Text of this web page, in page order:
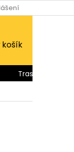
košík
Trasy pro Vás